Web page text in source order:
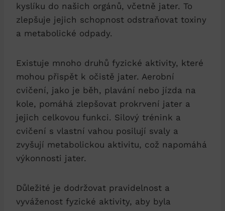
kyslíku do našich orgánů,‍ včetně jater. To
zlepšuje jejich schopnost odstraňovat‌ toxiny
a ⁢metabolické odpady.
Existuje mnoho druhů fyzické aktivity, které⁣
mohou přispět k očistě ⁣jater.⁤ Aerobní
cvičení, jako je⁢ běh, plavání ‌nebo jízda‌ na
kole, pomáhá zlepšovat prokrvení jater⁤ a
jejich celkovou⁢ funkci. Silový trénink a
cvičení ‌s ⁣vlastní vahou posilují svaly a
‌zvyšují metabolickou aktivitu, ‍což ‍napomáhá
výkonnosti‌ jater.
Důležité je dodržovat pravidelnost⁢ a‌
vyváženost fyzické aktivity, aby byla